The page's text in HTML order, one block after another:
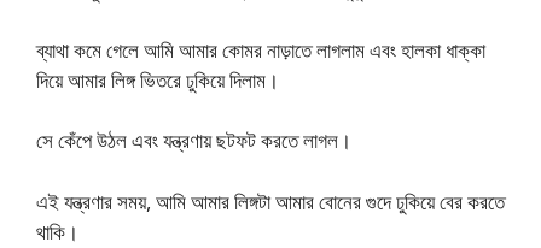
ব্যাথা কমে গেলে আমি আমার কোমর নাড়াতে লাগলাম এবং হালকা ধাক্কা
দিয়ে আমার লিঙ্গ ভিতরে ঢুকিয়ে দিলাম।
সে কেঁপে উঠল এবং যন্ত্রণায় ছটফট করতে লাগল।
এই যন্ত্রণার সময়, আমি আমার লিঙ্গটা আমার বোনের গুদে ঢুকিয়ে বের করতে
থাকি।